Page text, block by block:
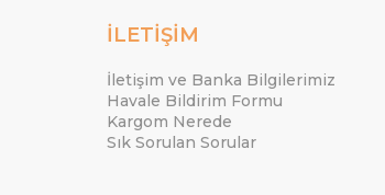
İLETİŞİM
İletişim ve Banka Bilgilerimiz
Havale Bildirim Formu
Kargom Nerede
Sık Sorulan Sorular